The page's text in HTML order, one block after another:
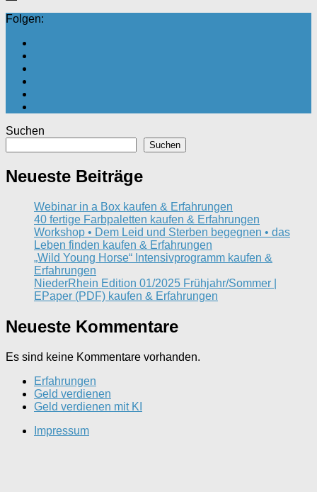
Folgen:
Suchen
Suchen
Neueste Beiträge
Webinar in a Box kaufen & Erfahrungen
40 fertige Farbpaletten kaufen & Erfahrungen
Workshop • Dem Leid und Sterben begegnen • das
Leben finden kaufen & Erfahrungen
„Wild Young Horse“ Intensivprogramm kaufen &
Erfahrungen
NiederRhein Edition 01/2025 Frühjahr/Sommer |
EPaper (PDF) kaufen & Erfahrungen
Neueste Kommentare
Es sind keine Kommentare vorhanden.
Erfahrungen
Geld verdienen
Geld verdienen mit KI
Impressum